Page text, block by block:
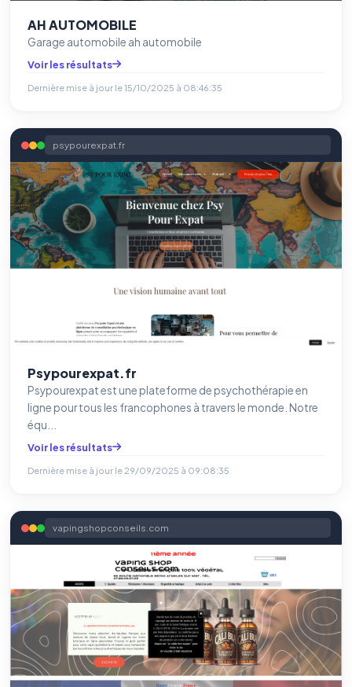
AH AUTOMOBILE
Garage automobile ah automobile
Voir les résultats
Dernière mise à jour le15/10/2025 à 08:46:35
psypourexpat.fr
Psypourexpat.fr
Psypourexpat est une plateforme de psychothérapie en
ligne pour tous les francophones à travers le monde. Notre
équ...
Voir les résultats
Dernière mise à jour le 29/09/2025 à 09:08:35
vapingshopconseils.com